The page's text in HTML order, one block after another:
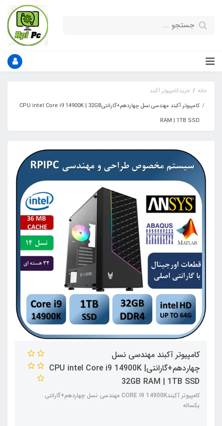
خانه
خریدکامپیوتر آکبند
کامپیوتر آکبند مهندسی نسل چهاردهم+گارانتیCPU intel Core i9 14900K | 32GB
RAM | 1TB SSD
کامپیوتر آکبند مهندسی نسل
چهاردهم+گارانتیCPU intel Core i9 14900K |
32GB RAM | 1TB SSD
کامپیوتر آکبندCORE I9 14900K مهندسی نسل چهاردهم+گارانتی
یکساله